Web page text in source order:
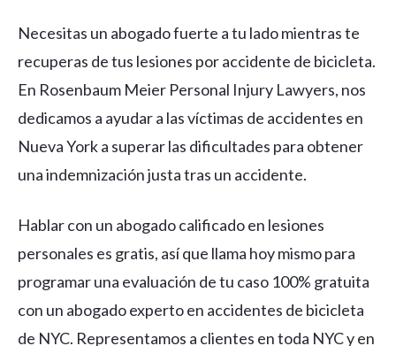
Necesitas un abogado fuerte a tu lado mientras te
recuperas de tus lesiones por accidente de bicicleta.
En Rosenbaum Meier Personal Injury Lawyers, nos
dedicamos a ayudar a las víctimas de accidentes en
Nueva York a superar las dificultades para obtener
una indemnización justa tras un accidente.
Hablar con un abogado calificado en lesiones
personales es gratis, así que llama hoy mismo para
programar una evaluación de tu caso 100% gratuita
con un abogado experto en accidentes de bicicleta
de NYC. Representamos a clientes en toda NYC y en